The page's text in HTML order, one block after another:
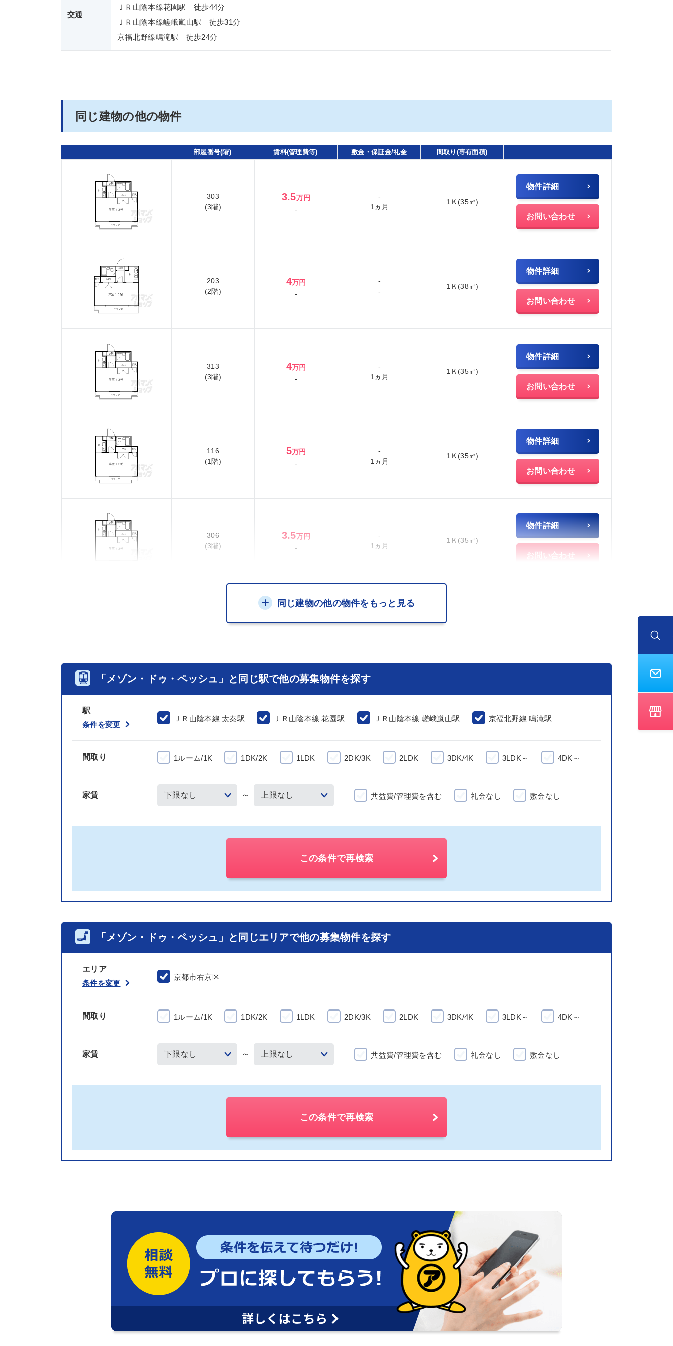
交通
ＪＲ山陰本線花園駅 徒歩44分
ＪＲ山陰本線嵯峨嵐山駅 徒歩31分
京福北野線鳴滝駅 徒歩24分
同じ建物の他の物件
部屋番号(階) 賃料(管理費等) 敷金・保証金/礼金 間取り(専有面積)
303
(3階)
3.5万円
-
-
1ヵ月
1Ｋ(35㎡)
物件詳細
お問い合わせ
203
(2階)
4万円
-
-
-
1Ｋ(38㎡)
物件詳細
お問い合わせ
313
(3階)
4万円
-
-
1ヵ月
1Ｋ(35㎡)
物件詳細
お問い合わせ
116
(1階)
5万円
-
-
1ヵ月
1Ｋ(35㎡)
物件詳細
お問い合わせ
306
(3階)
3.5万円
-
-
1ヵ月
1Ｋ(35㎡)
物件詳細
お問い合わせ
同じ建物の他の物件をもっと見る
「メゾン・ドゥ・ペッシュ」と同じ駅で他の募集物件を探す
駅
条件を変更
ＪＲ山陰本線 太秦駅 ＪＲ山陰本線 花園駅 ＪＲ山陰本線 嵯峨嵐山駅 京福北野線 鳴滝駅
間取り 1ルーム/1K 1DK/2K 1LDK 2DK/3K 2LDK 3DK/4K 3LDK～ 4DK～
家賃 ～ 共益費/管理費を含む 礼金なし 敷金なし
この条件で再検索
「メゾン・ドゥ・ペッシュ」と同じエリアで他の募集物件を探す
エリア
条件を変更
京都市右京区
間取り 1ルーム/1K 1DK/2K 1LDK 2DK/3K 2LDK 3DK/4K 3LDK～ 4DK～
家賃 ～ 共益費/管理費を含む 礼金なし 敷金なし
この条件で再検索